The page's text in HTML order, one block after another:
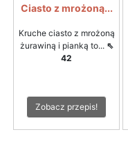
Ciasto z mrożoną...
Kruche ciasto z mrożoną
żurawiną i pianką to... ⇖
42
Zobacz przepis!